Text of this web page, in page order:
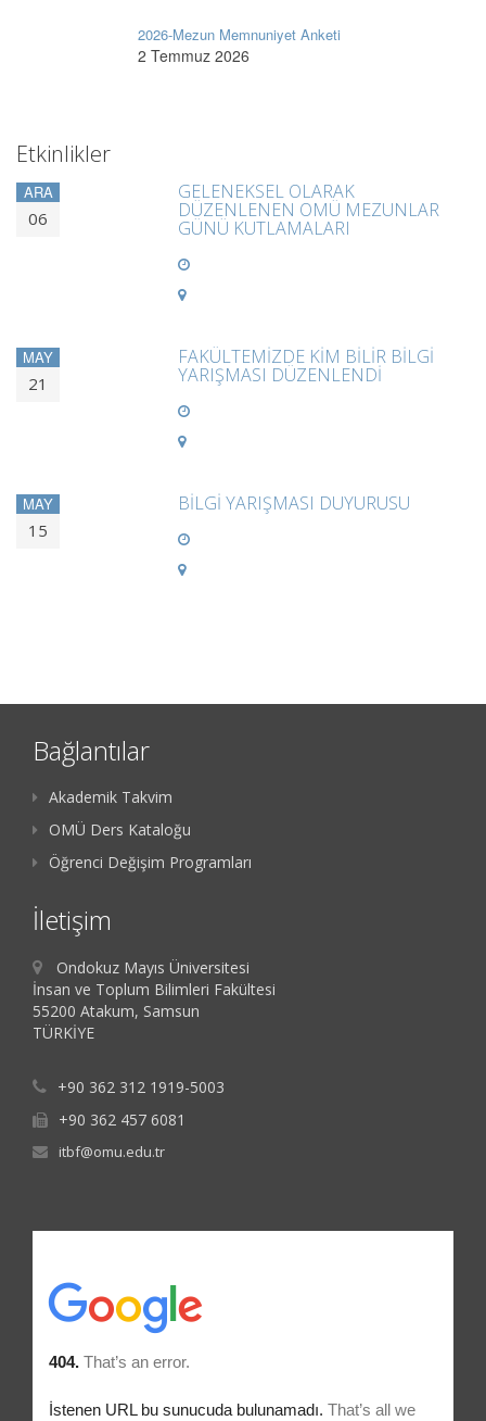
2026-Mezun Memnuniyet Anketi
2 Temmuz 2026
Etkinlikler
ARA
06
GELENEKSEL OLARAK
DÜZENLENEN OMÜ MEZUNLAR
GÜNÜ KUTLAMALARI
MAY
21
FAKÜLTEMİZDE KİM BİLİR BİLGİ
YARIŞMASI DÜZENLENDİ
MAY
15
BİLGİ YARIŞMASI DUYURUSU
Bağlantılar
Akademik Takvim
OMÜ Ders Kataloğu
Öğrenci Değişim Programları
İletişim
Ondokuz Mayıs Üniversitesi
İnsan ve Toplum Bilimleri Fakültesi
55200 Atakum, Samsun
TÜRKİYE
+90 362 312 1919-5003
+90 362 457 6081
itbf@omu.edu.tr